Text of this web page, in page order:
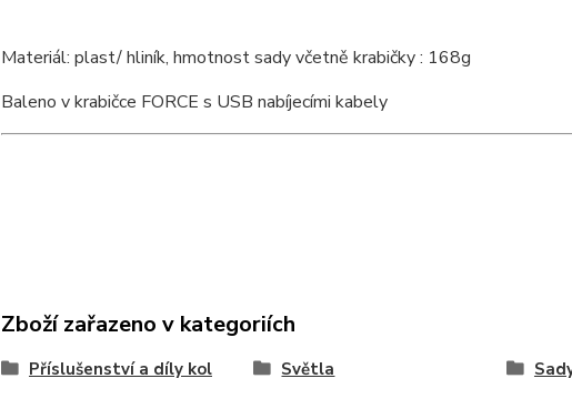
Materiál: plast/ hliník, hmotnost sady včetně krabičky : 168g
Baleno v krabičce FORCE s USB nabíjecími kabely
Zboží zařazeno v kategoriích
Příslušenství a díly kol Světla